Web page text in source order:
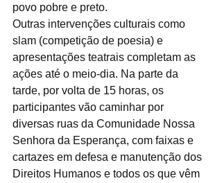
povo pobre e preto.
Outras intervenções culturais como
slam (competição de poesia) e
apresentações teatrais completam as
ações até o meio-dia. Na parte da
tarde, por volta de 15 horas, os
participantes vão caminhar por
diversas ruas da Comunidade Nossa
Senhora da Esperança, com faixas e
cartazes em defesa e manutenção dos
Direitos Humanos e todos os que vêm